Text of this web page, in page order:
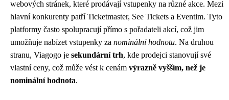
webových stránek, které prodávají vstupenky na různé akce. Mezi
hlavní konkurenty patří Ticketmaster, See Tickets a Eventim. Tyto
platformy často spolupracují přímo s pořadateli akcí, což jim
umožňuje nabízet vstupenky za nominální hodnotu. Na druhou
stranu, Viagogo je sekundární trh, kde prodejci stanovují své
vlastní ceny, což může vést k cenám výrazně vyšším, než je
nominální hodnota.